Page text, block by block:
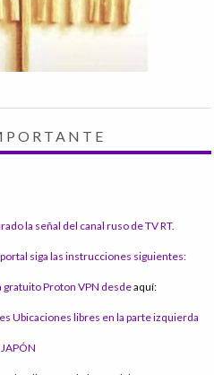
la señal del canal ruso de TV RT.
siga las instrucciones siguientes:
Proton VPN desdeaquí:
Ubicaciones libres en la parte izquierda